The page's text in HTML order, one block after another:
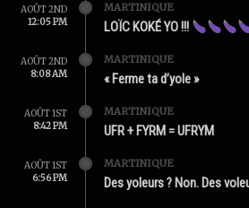
AOÛT 2ND
12:05 PM
MARTINIQUE
LOÏC KOKÉ YO !!!
AOÛT 2ND
8:08 AM
MARTINIQUE
« Ferme ta d’yole »
AOÛT 1ST
8:42 PM
MARTINIQUE
UFR + FYRM = UFRYM
AOÛT 1ST
6:56 PM
MARTINIQUE
Des yoleurs ? Non. Des